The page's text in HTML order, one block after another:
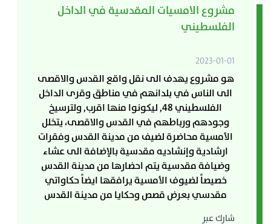
مشروع الامسيات المقدسية في الداخل
الفلسطيني
2023-01-01
هو مشروع يهدف الى نقل واقع القدس والاقصى
الى الناس في بلدانهم في مناطق وقرى الداخل
الفلسطيني 48, ليكونوا منها اقرب, ولترسيخ
وجودهم ورباطهم في القدس والاقصى، يتخلل
الأمسية محاضرة لضيف من مدينة القدس وفقرات
ارشادية وإنشاديه مقدسية بالإضافة الى عشاء
وضيافة مقدسية يتم احضارها من مدينة القدس
خصيصاً لضيوف الأمسية يرافقها ايضاً حكاواتي
مقدسي بعرض قصص وحكايا من مدينة القدس
شارك عبر